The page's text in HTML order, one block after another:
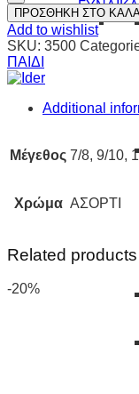
ΓΥΝΑΙΚΑ
ΠΡΟΣΘΗΚΗ ΣΤΟ
Add to wishlist
SKU: 3500
ΠΑΙΔΙ
Additional
Μέγεθος 7/8, 9/10,
Χρώμα ΑΣΟΡΤΙ
Related products
-20%